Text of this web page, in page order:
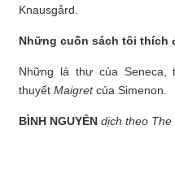
Knausgård.
Những cuốn sách tôi thích
Những lá thư của Seneca,
thuyết Maigretcủa Simenon.
BÌNH NGUYÊN dịch theo The